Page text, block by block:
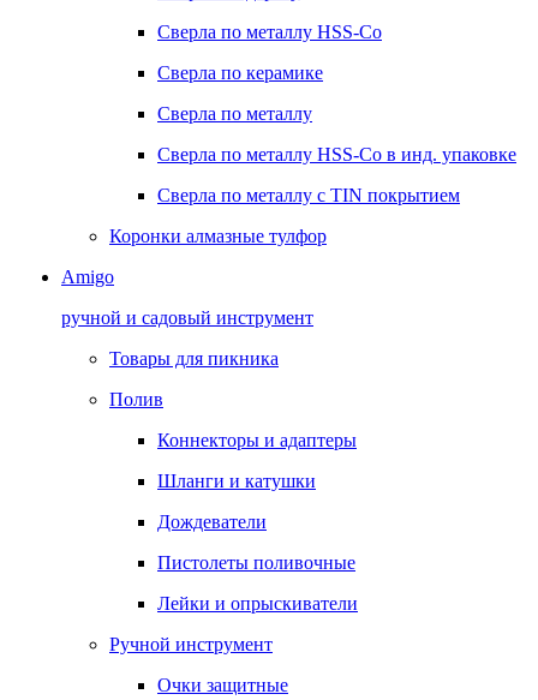
Сверла по металлу HSS-Co
Сверла по керамике
Сверла по металлу
Сверла по металлу HSS-Co в инд. упаковке
Сверла по металлу с TIN покрытием
Коронки алмазные тулфор
Amigo
ручной и садовый инструмент
Товары для пикника
Полив
Коннекторы и адаптеры
Шланги и катушки
Дождеватели
Пистолеты поливочные
Лейки и опрыскиватели
Ручной инструмент
Очки защитные